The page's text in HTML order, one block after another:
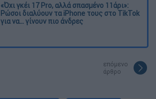
«Όχι γκέι 17 Pro, αλλά σπασμένο 11άρι»:
Ρώσοι διαλύουν τα iPhone τους στο TikTok
για να... γίνουν πιο άνδρες
επόμενο
άρθρο